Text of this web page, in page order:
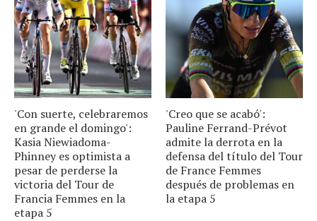
'Con suerte, celebraremos
en grande el domingo':
Kasia Niewiadoma-
Phinney es optimista a
pesar de perderse la
victoria del Tour de
Francia Femmes en la
etapa 5
'Creo que se acabó':
Pauline Ferrand-Prévot
admite la derrota en la
defensa del título del Tour
de France Femmes
después de problemas en
la etapa 5